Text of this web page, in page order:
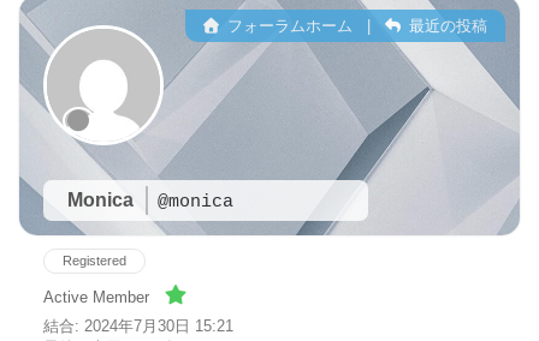
Monica @monica
フォーラムホーム | 最近の投稿
Registered
Active Member
結合: 2024年7月30日 15:21